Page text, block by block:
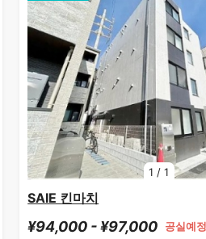
1 /1
SAIE 킨마치
¥94,000 - ¥97,000 공실예정